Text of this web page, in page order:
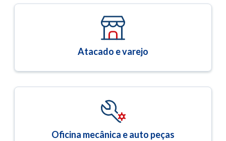
Atacado e varejo
Oficina mecânica e auto peças